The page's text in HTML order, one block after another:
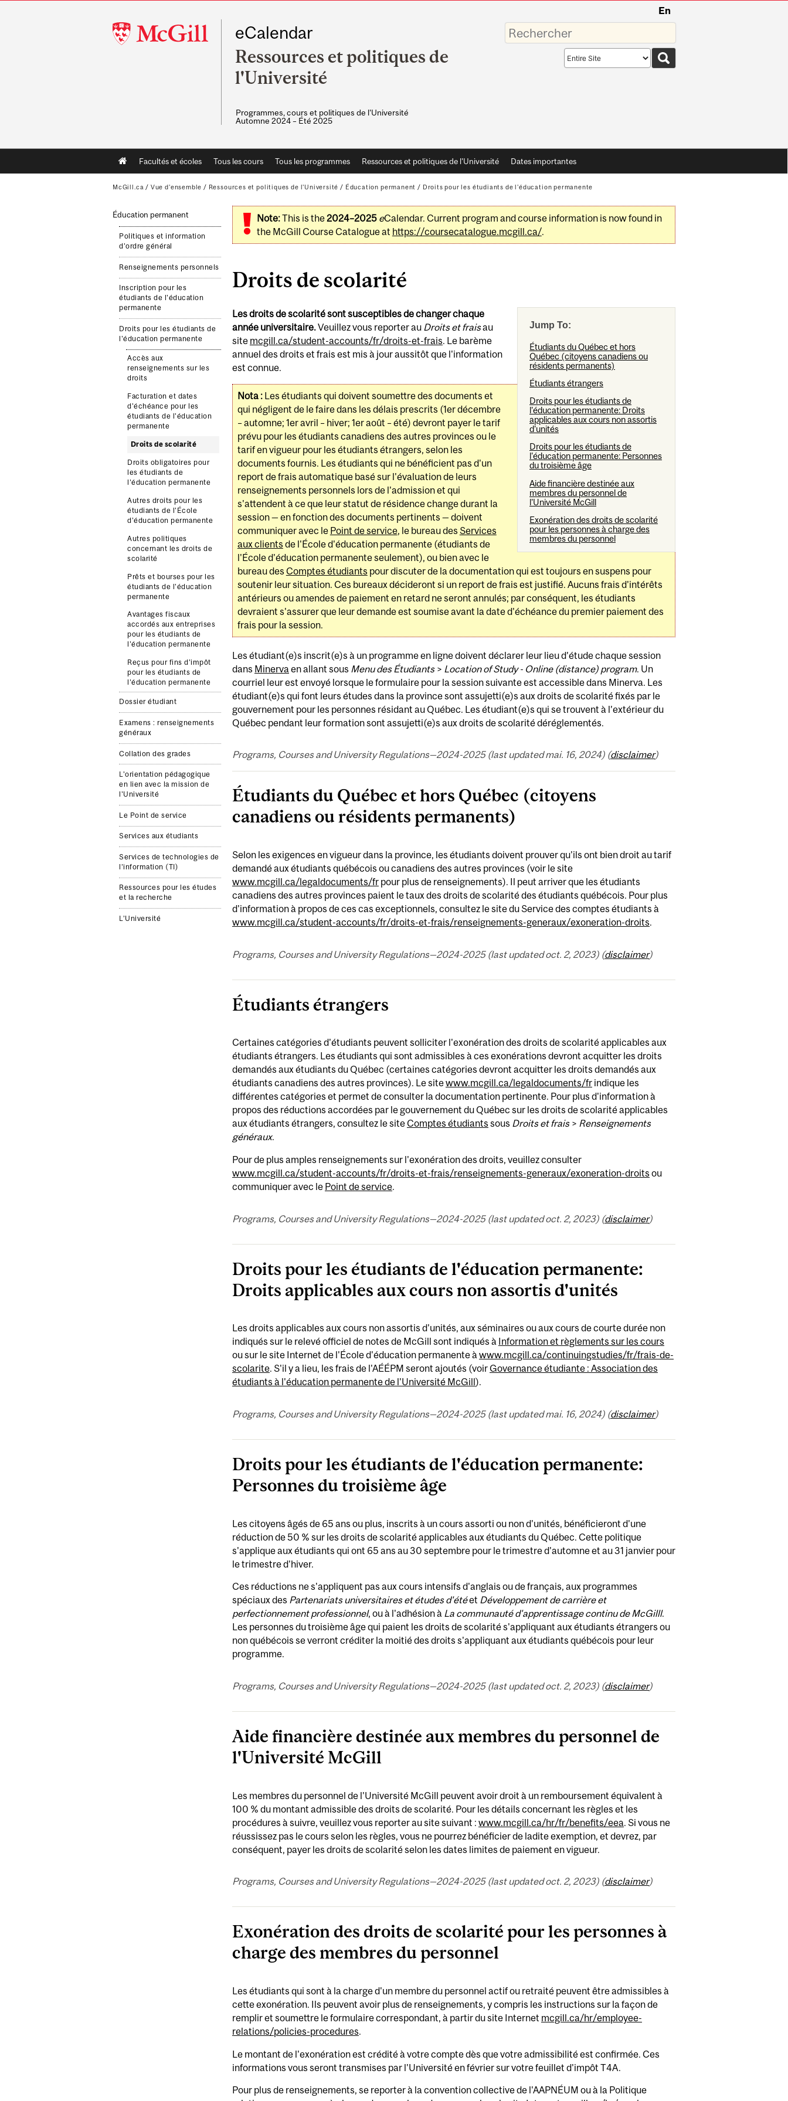
McGill
University
En
eCalendar
Ressources et politiques de
l'Université
Programmes, cours et politiques de l'Université
Automne 2024 – Été 2025
Saisissez
vos
mots-
Search
scope
Main
navigation
Facultés et écoles Tous les cours Tous les programmes Ressources et politiques de l'Université Dates importantes
McGill.ca / Vue d'ensemble / Ressources et politiques de l'Université / Éducation permanent / Droits pour les étudiants de l'éducation permanente
Éducation permanent
Politiques et information
d'ordre général
Renseignements personnels
Inscription pour les
étudiants de l'éducation
permanente
Droits pour les étudiants de
l'éducation permanente
Accès aux
renseignements sur les
droits
Facturation et dates
d'échéance pour les
étudiants de l'éducation
permanente
Droits de scolarité
Droits obligatoires pour
les étudiants de
l'éducation permanente
Autres droits pour les
étudiants de l'École
d'éducation permanente
Autres politiques
concernant les droits de
scolarité
Prêts et bourses pour les
étudiants de l'éducation
permanente
Avantages fiscaux
accordés aux entreprises
pour les étudiants de
l'éducation permanente
Reçus pour fins d'impôt
pour les étudiants de
l'éducation permanente
Dossier étudiant
Examens : renseignements
généraux
Collation des grades
L'orientation pédagogique
en lien avec la mission de
l'Université
Le Point de service
Services aux étudiants
Services de technologies de
l’information (TI)
Ressources pour les études
et la recherche
L’Université
Note:This is the2024–2025 eCalendar. Current program and course information is now found in
the McGill Course Catalogue at https://coursecatalogue.mcgill.ca/.
Droits de scolarité
Jump To:
Étudiants du Québec et hors
Québec (citoyens canadiens ou
résidents permanents)
Étudiants étrangers
Droits pour les étudiants de
l'éducation permanente: Droits
applicables aux cours non assortis
d'unités
Droits pour les étudiants de
l'éducation permanente: Personnes
du troisième âge
Aide financière destinée aux
membres du personnel de
l'Université McGill
Exonération des droits de scolarité
pour les personnes à charge des
membres du personnel
Les droits de scolarité sont susceptibles de changer chaque
année universitaire.Veuillez vous reporter au Droits et fraisau
site mcgill.ca/student-accounts/fr/droits-et-frais. Le barème
annuel des droits et frais est mis à jour aussitôt que l'information
est connue.
Nota :Les étudiants qui doivent soumettre des documents et
qui négligent de le faire dans les délais prescrits (1er décembre
– automne; 1er avril – hiver; 1er août – été) devront payer le tarif
prévu pour les étudiants canadiens des autres provinces ou le
tarif en vigueur pour les étudiants étrangers, selon les
documents fournis. Les étudiants qui ne bénéficient pas d'un
report de frais automatique basé sur l'évaluation de leurs
renseignements personnels lors de l'admission et qui
s'attendent à ce que leur statut de résidence change durant la
session — en fonction des documents pertinents — doivent
communiquer avec le Point de service, le bureau des Services
aux clients de l'École d'éducation permanente (étudiants de
l'École d'éducation permanente seulement), ou bien avec le
bureau des Comptes étudiants pour discuter de la documentation qui est toujours en suspens pour
soutenir leur situation. Ces bureaux décideront si un report de frais est justifié. Aucuns frais d'intérêts
antérieurs ou amendes de paiement en retard ne seront annulés; par conséquent, les étudiants
devraient s'assurer que leur demande est soumise avant la date d'échéance du premier paiement des
frais pour la session.
Les étudiant(e)s inscrit(e)s à un programme en ligne doivent déclarer leur lieu d’étude chaque session
dans Minerva en allant sous Menu des Étudiants> Location of Study - Online (distance) program. Un
courriel leur est envoyé lorsque le formulaire pour la session suivante est accessible dans Minerva. Les
étudiant(e)s qui font leurs études dans la province sont assujetti(e)s aux droits de scolarité fixés par le
gouvernement pour les personnes résidant au Québec. Les étudiant(e)s qui se trouvent à l’extérieur du
Québec pendant leur formation sont assujetti(e)s aux droits de scolarité déréglementés.
Programs, Courses and University Regulations—2024-2025 (last updated mai. 16, 2024) (disclaimer)
Étudiants du Québec et hors Québec (citoyens
canadiens ou résidents permanents)
Selon les exigences en vigueur dans la province, les étudiants doivent prouver qu'ils ont bien droit au tarif
demandé aux étudiants québécois ou canadiens des autres provinces (voir le site
www.mcgill.ca/legaldocuments/frpour plus de renseignements). Il peut arriver que les étudiants
canadiens des autres provinces paient le taux des droits de scolarité des étudiants québécois. Pour plus
d'information à propos de ces cas exceptionnels, consultez le site du Service des comptes étudiants à
www.mcgill.ca/student-accounts/fr/droits-et-frais/renseignements-generaux/exoneration-droits.
Programs, Courses and University Regulations—2024-2025 (last updated oct. 2, 2023) (disclaimer)
Étudiants étrangers
Certaines catégories d'étudiants peuvent solliciter l'exonération des droits de scolarité applicables aux
étudiants étrangers. Les étudiants qui sont admissibles à ces exonérations devront acquitter les droits
demandés aux étudiants du Québec (certaines catégories devront acquitter les droits demandés aux
étudiants canadiens des autres provinces). Le sitewww.mcgill.ca/legaldocuments/frindique les
différentes catégories et permet de consulter la documentation pertinente. Pour plus d'information à
propos des réductions accordées par le gouvernement du Québec sur les droits de scolarité applicables
aux étudiants étrangers, consultez le siteComptes étudiants sous Droits et frais> Renseignements
généraux.
Pour de plus amples renseignements sur l'exonération des droits, veuillez consulter
www.mcgill.ca/student-accounts/fr/droits-et-frais/renseignements-generaux/exoneration-droits ou
communiquer avec le Point de service.
Programs, Courses and University Regulations—2024-2025 (last updated oct. 2, 2023) (disclaimer)
Droits pour les étudiants de l'éducation permanente:
Droits applicables aux cours non assortis d'unités
Les droits applicables aux cours non assortis d'unités, aux séminaires ou aux cours de courte durée non
indiqués sur le relevé officiel de notes de McGill sont indiqués à Information et règlements sur les cours
ou sur le site Internet de l'École d'éducation permanente à www.mcgill.ca/continuingstudies/fr/frais-de-
scolarite. S'il y a lieu, les frais de l'AÉÉPM seront ajoutés (voirGovernance étudiante : Association des
étudiants à l'éducation permanente de l'Université McGill ).
Programs, Courses and University Regulations—2024-2025 (last updated mai. 16, 2024) (disclaimer)
Droits pour les étudiants de l'éducation permanente:
Personnes du troisième âge
Les citoyens âgés de 65 ans ou plus, inscrits à un cours assorti ou non d'unités, bénéficieront d'une
réduction de 50 % sur les droits de scolarité applicables aux étudiants du Québec. Cette politique
s'applique aux étudiants qui ont 65 ans au 30 septembre pour le trimestre d'automne et au 31 janvier pour
le trimestre d'hiver.
Ces réductions ne s'appliquent pas aux cours intensifs d'anglais ou de français, aux programmes
spéciaux des Partenariats universitaires et études d'étéet Développement de carrière et
perfectionnement professionnel, ou à l'adhésion à La communauté d'apprentissage continu de McGilll.
Les personnes du troisième âge qui paient les droits de scolarité s'appliquant aux étudiants étrangers ou
non québécois se verront créditer la moitié des droits s'appliquant aux étudiants québécois pour leur
programme.
Programs, Courses and University Regulations—2024-2025 (last updated oct. 2, 2023) (disclaimer)
Aide financière destinée aux membres du personnel de
l'Université McGill
Les membres du personnel de l'Université McGill peuvent avoir droit à un remboursement équivalent à
100 % du montant admissible des droits de scolarité. Pour les détails concernant les règles et les
procédures à suivre, veuillez vous reporter au site suivant : www.mcgill.ca/hr/fr/benefits/eea . Si vous ne
réussissez pas le cours selon les règles, vous ne pourrez bénéficier de ladite exemption, et devrez, par
conséquent, payer les droits de scolarité selon les dates limites de paiement en vigueur.
Programs, Courses and University Regulations—2024-2025 (last updated oct. 2, 2023) (disclaimer)
Exonération des droits de scolarité pour les personnes à
charge des membres du personnel
Les étudiants qui sont à la charge d'un membre du personnel actif ou retraité peuvent être admissibles à
cette exonération. Ils peuvent avoir plus de renseignements, y compris les instructions sur la façon de
remplir et soumettre le formulaire correspondant, à partir du site Internet mcgill.ca/hr/employee-
relations/policies-procedures.
Le montant de l'exonération est crédité à votre compte dès que votre admissibilité est confirmée. Ces
informations vous seront transmises par l'Université en février sur votre feuillet d'impôt T4A.
Pour plus de renseignements, se reporter à la convention collective de l'AAPNÉUM ou à la Politique